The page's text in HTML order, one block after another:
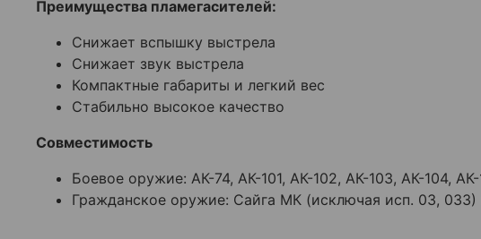
Преимущества пламегасителей:
Снижает вспышку выстрела
Снижает звук выстрела
Компактные габариты и легкий вес
Стабильно высокое качество
Совместимость
Боевое оружие: АК-74, АК-101, АК-102, АК-103, АК-104,
Гражданское оружие: Сайга МК (исключая исп. 03, 033)